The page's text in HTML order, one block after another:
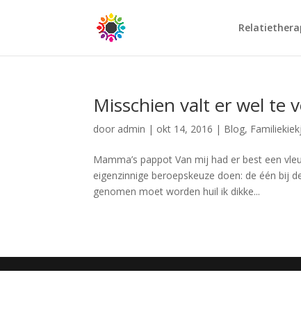
Misschien valt er wel te
door admin | okt 14, 2016 | Blog,
Mamma’s pappot Van mij had er best een
eigenzinnige beroepskeuze doen: de één bij
genomen moet worden huil ik dikke...